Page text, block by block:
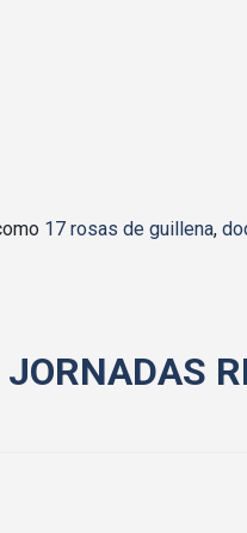
17 rosas de guillena,